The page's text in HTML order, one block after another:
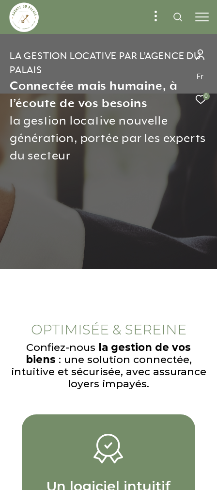
Fr
0
AGENCE IMMOBILIÈRE PAU
LA GESTION LOCATIVE PAR L’AGENCE DU
PALAIS
Connectée mais humaine, à
l’écoute de vos besoins
la gestion locative nouvelle
génération, portée par les experts
du secteur
OPTIMISÉE & SEREINE
Confiez-nous la gestion de vos
biens : une solution connectée,
intuitive et sécurisée, avec assurance
loyers impayés.
Un logiciel intuitif